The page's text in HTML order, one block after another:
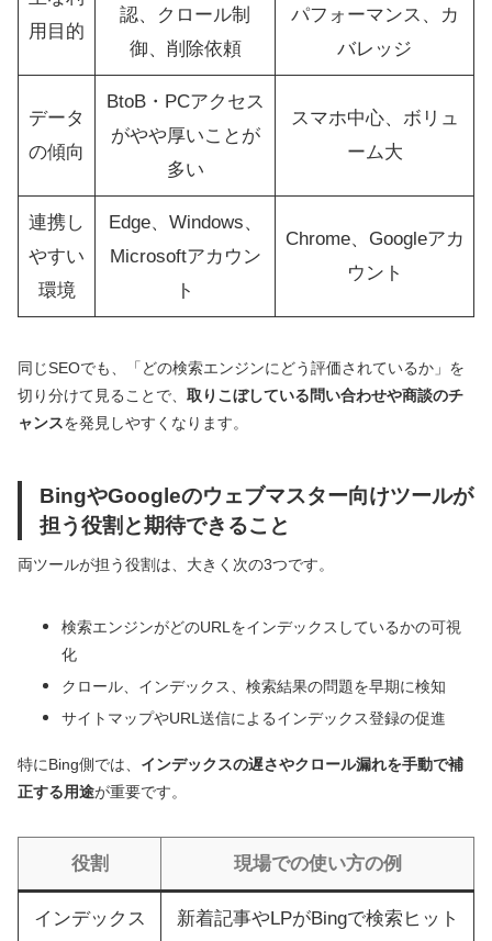
用目的
認、クロール制
御、削除依頼
パフォーマンス、カ
バレッジ
データ
の傾向
BtoB・PCアクセス
がやや厚いことが
多い
スマホ中心、ボリュ
ーム大
連携し
やすい
環境
Edge、Windows、
Microsoftアカウン
ト
Chrome、Googleアカ
ウント
同じSEOでも、「どの検索エンジンにどう評価されているか」を
切り分けて見ることで、 取りこぼしている問い合わせや商談のチ
ャンスを発見しやすくなります。
BingやGoogleのウェブマスター向けツールが
担う役割と期待できること
両ツールが担う役割は、大きく次の3つです。
検索エンジンがどのURLをインデックスしているかの可視
化
クロール、インデックス、検索結果の問題を早期に検知
サイトマップやURL送信によるインデックス登録の促進
特にBing側では、 インデックスの遅さやクロール漏れを手動で補
正する用途が重要です。
役割 現場での使い方の例
インデックス
新着記事やLPがBingで検索ヒット